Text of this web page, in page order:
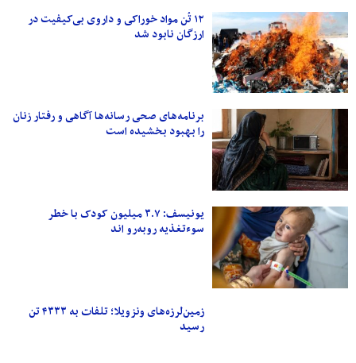
۱۲ تُن مواد خوراکی و داروی بی‌کیفیت در
ارزگان نابود شد
برنامه‌های صحی رسانه‌ها آگاهی و رفتار زنان
را بهبود بخشیده است
یونیسف: ۳.۷ میلیون کودک با خطر
سوءتغذیه روبه‌رو اند
زمین‌لرزه‌های ونزویلا؛ تلفات به ۴۳۳۳ تن
رسید